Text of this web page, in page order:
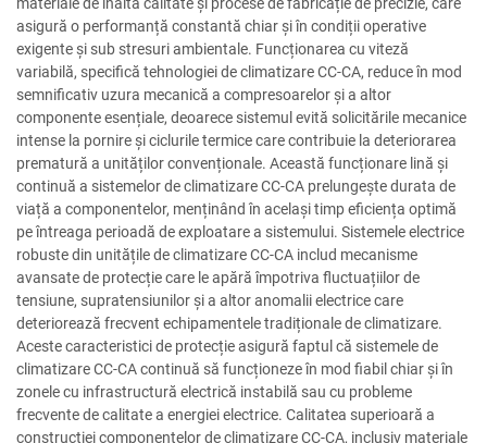
asigură o performanță constantă chiar și în condiții operative
exigente și sub stresuri ambientale. Funcționarea cu viteză
variabilă, specifică tehnologiei de climatizare CC-CA, reduce în mod
semnificativ uzura mecanică a compresoarelor și a altor
componente esențiale, deoarece sistemul evită solicitările mecanice
intense la pornire și ciclurile termice care contribuie la deteriorarea
prematură a unităților convenționale. Această funcționare lină și
continuă a sistemelor de climatizare CC-CA prelungește durata de
viață a componentelor, menținând în același timp eficiența optimă
pe întreaga perioadă de exploatare a sistemului. Sistemele electrice
robuste din unitățile de climatizare CC-CA includ mecanisme
avansate de protecție care le apără împotriva fluctuațiilor de
tensiune, supratensiunilor și a altor anomalii electrice care
deteriorează frecvent echipamentele tradiționale de climatizare.
Aceste caracteristici de protecție asigură faptul că sistemele de
climatizare CC-CA continuă să funcționeze în mod fiabil chiar și în
zonele cu infrastructură electrică instabilă sau cu probleme
frecvente de calitate a energiei electrice. Calitatea superioară a
construcției componentelor de climatizare CC-CA, inclusiv materiale